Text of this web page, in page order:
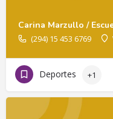
Carina Marzullo /
(294) 15 453 6769
Deportes +1